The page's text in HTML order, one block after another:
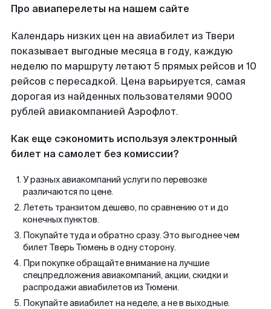
Про авиаперелеты на нашем сайте
Календарь низких цен на авиабилет из Твери
показывает выгодные месяца в году, каждую
неделю по маршруту летают 5 прямых рейсов и 10
рейсов с пересадкой. Цена варьируется, самая
дорогая из найденных пользователями 9000
рублей авиакомпанией Аэрофлот.
Как еще сэкономить используя электронный
билет на самолет без комиссии?
У разных авиакомпаний услуги по перевозке
различаются по цене.
Лететь транзитом дешево, по сравнению от и до
конечных пунктов.
Покупайте туда и обратно сразу. Это выгоднее чем
билет Тверь Тюмень в одну сторону.
При покупке обращайте внимание на лучшие
спецпредложения авиакомпаний, акции, скидки и
распродажи авиабилетов из Тюмени.
Покупайте авиабилет на неделе, а не в выходные.